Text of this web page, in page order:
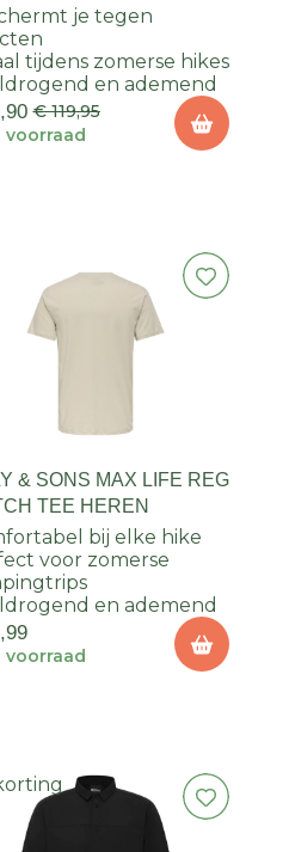
HERENje tegen
tijdens zomerse hikes
en ademend
€ 119,95
voorraad
& SONS MAX LIFE REG
TEE HEREN
bij elke hike
voor zomerse
en ademend
voorraad